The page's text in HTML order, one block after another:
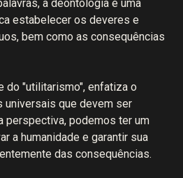
a deontologia é uma
estabelecer os deveres e
bem como as consequências
do "utilitarismo", enfatiza o
universais que devem ser
perspectiva, podemos ter um
a humanidade e garantir sua
das consequências.